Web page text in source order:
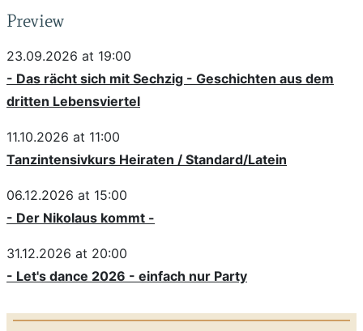
Preview
23.09.2026 at 19:00
- Das rächt sich mit Sechzig - Geschichten aus dem
dritten Lebensviertel
11.10.2026 at 11:00
Tanzintensivkurs Heiraten / Standard/Latein
06.12.2026 at 15:00
- Der Nikolaus kommt -
31.12.2026 at 20:00
- Let's dance 2026 - einfach nur Party